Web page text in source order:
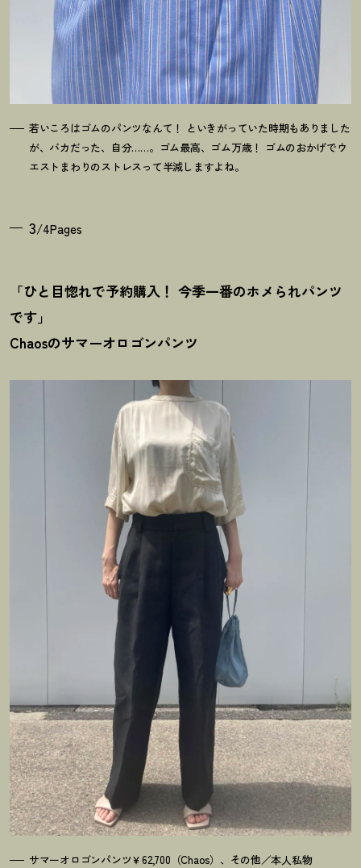
若いころはゴムのパンツなんて ！
といきがっていた時期もありました
が、バカだった、自分……。ゴム最高、ゴム万歳！ ゴムのおかげでウ
エストまわりのストレスって半減しますよね。
3/4Pages
「ひと目惚れで予約購入 ！ 今季一番のホメられパンツ
です」
Chaosのサマーオロゴンパンツ
サマーオロゴンパンツ￥62,700（Chaos）、その他／本人私物